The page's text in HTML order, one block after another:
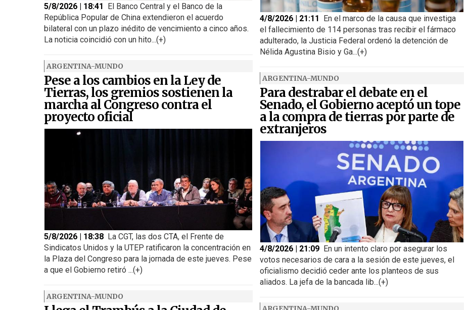
5/8/2026 | 18:41 El Banco Central y el Banco de la
República Popular de China extendieron el acuerdo
bilateral con un plazo inédito de vencimiento a cinco años.
La noticia coincidió con un hito...(+)
ARGENTINA-MUNDO
Pese a los cambios en la Ley de
Tierras, los gremios sostienen la
marcha al Congreso contra el
proyecto oficial
5/8/2026 | 18:38 La CGT, las dos CTA, el Frente de
Sindicatos Unidos y la UTEP ratificaron la concentración en
la Plaza del Congreso para la jornada de este jueves. Pese
a que el Gobierno retiró ...(+)
ARGENTINA-MUNDO
4/8/2026 | 21:11 En el marco de la causa que investiga
el fallecimiento de 114 personas tras recibir el fármaco
adulterado, la Justicia Federal ordenó la detención de
Nélida Agustina Bisio y Ga...(+)
ARGENTINA-MUNDO
Para destrabar el debate en el
Senado, el Gobierno aceptó un tope
a la compra de tierras por parte de
extranjeros
4/8/2026 | 21:09 En un intento claro por asegurar los
votos necesarios de cara a la sesión de este jueves, el
oficialismo decidió ceder ante los planteos de sus
aliados. La jefa de la bancada lib...(+)